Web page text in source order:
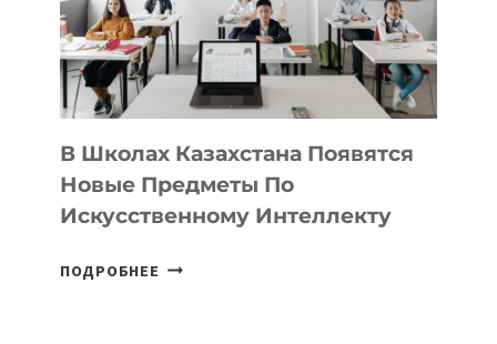
MOST
—
МЕЖДУНАРОДНУЮ
ПРОГРАММУ
ДЛЯ
ТЕХНОЛОГИЧЕСКИХ
В Школах Казахстана Появятся
Новые Предметы По
Искусственному Интеллекту
ПОДРОБНЕЕ В